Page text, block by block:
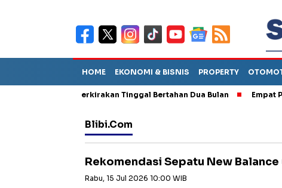
HOME EKONOMI & BISNIS PROPERTY
TPA Diperkirakan Tinggal Bertahan Dua Bulan Empat
Blibi.com
Rekomendasi Sepatu New Balance
Rabu, 15 Jul 2026 10:00 WIB